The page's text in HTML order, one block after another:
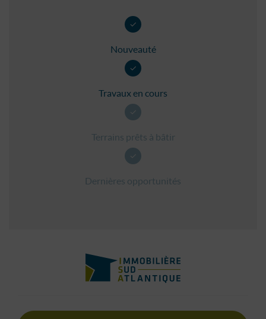
Nouveauté
Travaux en cours
Terrains prêts à bâtir
Dernières opportunités